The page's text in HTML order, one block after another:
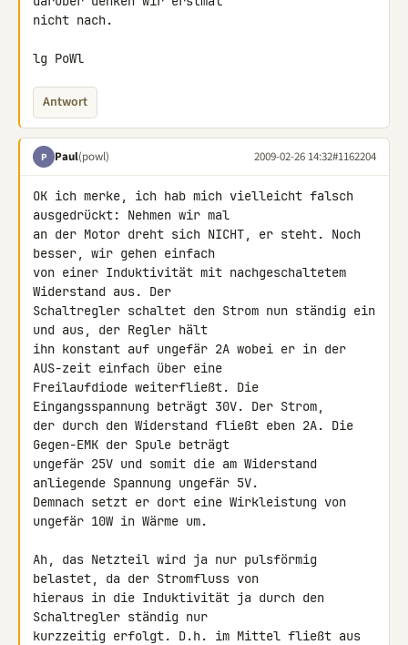
nicht nach.
lg PoWl
Antwort
P Paul(powl) 2009-02-26 14:32#1162204
OK ich merke, ich hab mich vielleicht falsch
ausgedrückt: Nehmen wir mal
an der Motor dreht sich NICHT, er steht. Noch
besser, wir gehen einfach
von einer Induktivität mit nachgeschaltetem
Widerstand aus. Der
Schaltregler schaltet den Strom nun ständig ein
und aus, der Regler hält
ihn konstant auf ungefär 2A wobei er in der
AUS-zeit einfach über eine
Freilaufdiode weiterfließt. Die
Eingangsspannung beträgt 30V. Der Strom,
der durch den Widerstand fließt eben 2A. Die
Gegen-EMK der Spule beträgt
ungefär 25V und somit die am Widerstand
anliegende Spannung ungefär 5V.
Demnach setzt er dort eine Wirkleistung von
ungefär 10W in Wärme um.
Ah, das Netzteil wird ja nur pulsförmig
belastet, da der Stromfluss von
hieraus in die Induktivität ja durch den
Schaltregler ständig nur
kurzzeitig erfolgt. D.h. im Mittel fließt aus